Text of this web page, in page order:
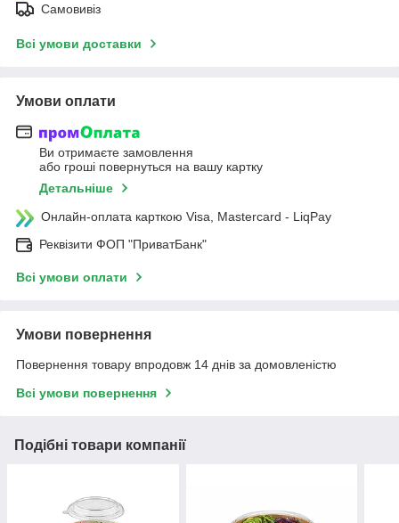
Самовивіз
Всі умови доставки
Умови оплати
Ви отримаєте замовлення
або гроші повернуться на вашу картку
Детальніше
Онлайн-оплата карткою Visa, Mastercard - LiqPay
Реквізити ФОП "ПриватБанк"
Всі умови оплати
Умови повернення
Повернення товару впродовж 14 днів за домовленістю
Всі умови повернення
Подібні товари компанії